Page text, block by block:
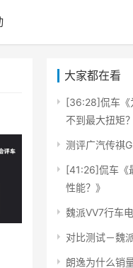
大家都在看
[36:28]侃车《
不到最大扭矩？
测评广汽传祺
[41:26]侃车《
性能？》
魏派VV7行车
对比测试－魏
朗逸为什么销